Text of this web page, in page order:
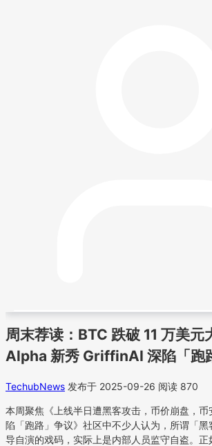
周末荐读：BTC 跌破 11 万美元
Alpha 新秀 GriffinAI 深陷「跑
TechubNews 发布于 2025-09-26 阅读 870
本周聚焦《上线半日遭黑客攻击，币价崩盘，
陷「跑路」争议》社区中不少人认为，所谓「
导自演的戏码，实际上是内部人员监守自盗。